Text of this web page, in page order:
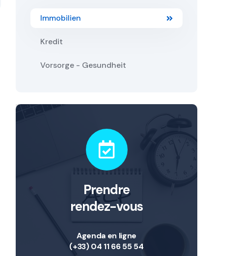
Immobilien
Kredit
Vorsorge - Gesundheit
Prendre
rendez-vous
Agenda en ligne
(+33) 04 11 66 55 54